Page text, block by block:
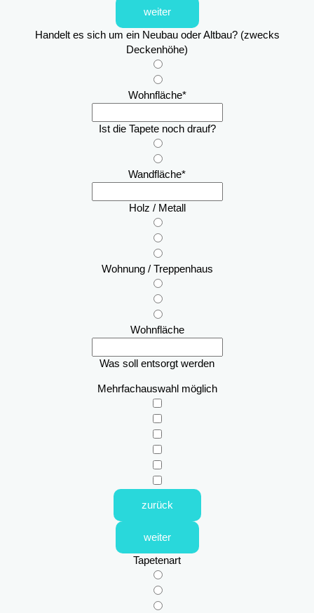
weiter
Handelt es sich um ein Neubau oder Altbau? (zwecks
Deckenhöhe)
Wohnfläche*
Ist die Tapete noch drauf?
Wandfläche*
Holz / Metall
Wohnung / Treppenhaus
Wohnfläche
Was soll entsorgt werden
Mehrfachauswahl möglich
zurück
weiter
Tapetenart